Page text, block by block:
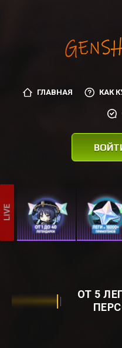
ГЛАВНАЯ КАК
ОТ 5